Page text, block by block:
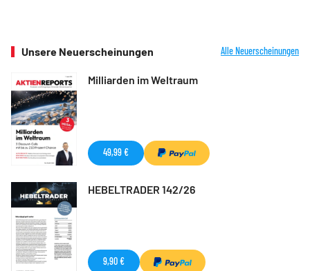
Unsere Neuerscheinungen Alle Neuerscheinungen
Milliarden im Weltraum
49,99 €
HEBELTRADER 142/26
9,90 €